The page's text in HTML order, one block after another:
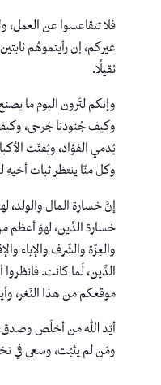
فلا تتقاعسوا عن العمل،
غيركم، إن رأيتموهُم
ثقيلًا.
وإنكم لتَرون اليوم ما
وكيف جُنودنا جَرحى،
يُدمي الفؤاد، ويُفتّت
وكل منّا ينتظر ثبات أخيهِ
إنَّ خسارة المال والولد،
خسارة الدِّين، لهوَ أعظم
والعِزّة والشّرف والإباء
الدِّين، لَما كانت.
موقعكم من هذا الثّغر،
أيّد اللّه من أخلَص وصدق،
ومَن لم يثبُت، وسعى في